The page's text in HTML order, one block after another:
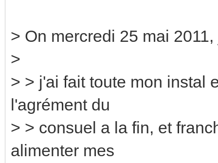
> On mercredi 25 mai
>
> > j'ai fait toute mon instal
l'agrément du
> > consuel a la fin, et
alimenter mes